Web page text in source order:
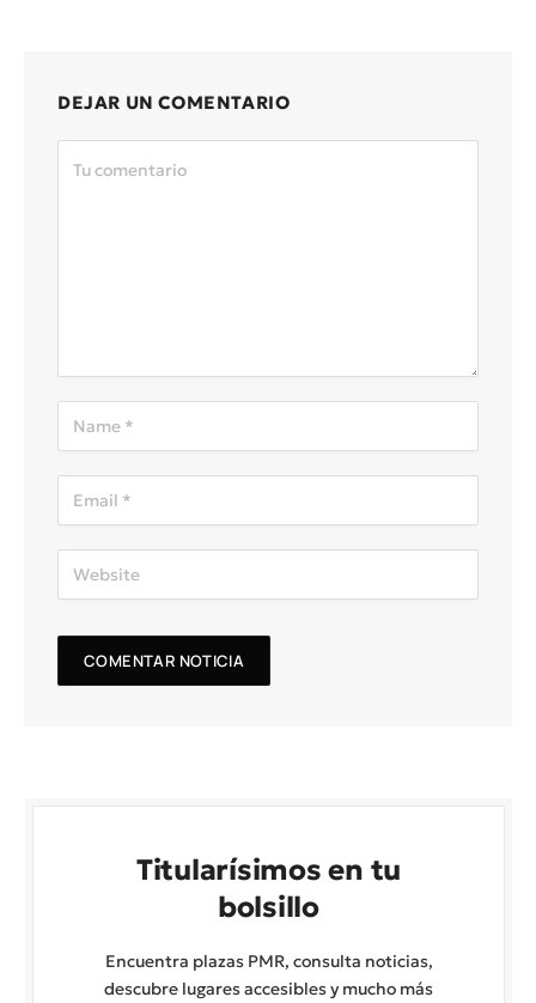
DEJAR UN COMENTARIO
Titularísimos en tu
bolsillo
Encuentra plazas PMR, consulta noticias,
descubre lugares accesibles y mucho más